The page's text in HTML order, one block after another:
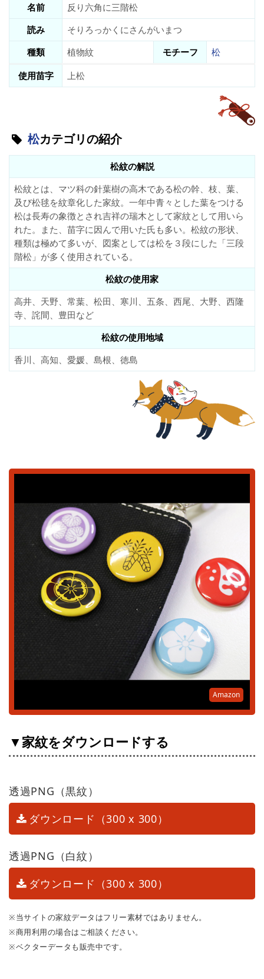
名前
反り六角に三階松
読み
そりろっかくにさんがいまつ
種類
植物紋 モチーフ
松
使用苗字
上松
松カテゴリの紹介
松紋の解説
松紋とは、マツ科の針葉樹の高木である松の幹、枝、葉、
及び松毬を紋章化した家紋。一年中青々とした葉をつける
松は長寿の象徴とされ吉祥の瑞木として家紋として用いら
れた。また、苗字に因んで用いた氏も多い。松紋の形状、
種類は極めて多いが、図案としては松を３段にした「三段
階松」が多く使用されている。
松紋の使用家
高井、天野、常葉、松田、寒川、五条、西尾、大野、西隆
寺、詫間、豊田など
松紋の使用地域
香川、高知、愛媛、島根、徳島
Amazon
▼家紋をダウンロードする
透過PNG（黒紋）
ダウンロード（300 x 300）
透過PNG（白紋）
ダウンロード（300 x 300）
※当サイトの家紋データはフリー素材ではありません。
※商用利用の場合はご相談ください。
※ベクターデータも販売中です。